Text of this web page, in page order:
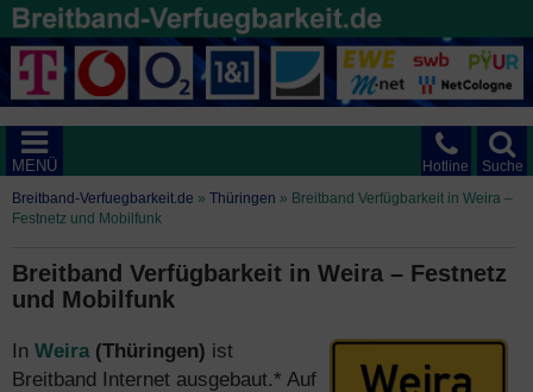
Suche
Hotline
MENÜ
Breitband-Verfuegbarkeit.de » Thüringen » Breitband Verfügbarkeit in Weira –
Festnetz und Mobilfunk
Breitband Verfügbarkeit in Weira – Festnetz
und Mobilfunk
In Weira (Thüringen) ist
Breitband Internet ausgebaut.* Auf